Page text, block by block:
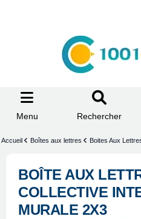
Menu Rechercher
Accueil Boîtes aux lettres Boites Aux
BOÎTE AUX
COLLECTIVE
MURALE 2X3